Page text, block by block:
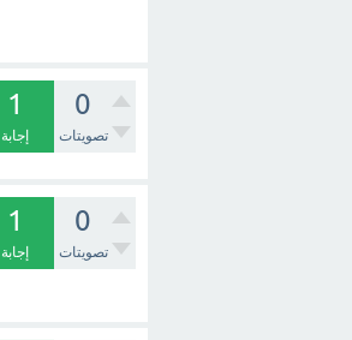
0
تصويتات
1
إجابة
0
تصويتات
1
إجابة